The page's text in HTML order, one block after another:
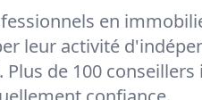
en
leur activité
Plus de 100